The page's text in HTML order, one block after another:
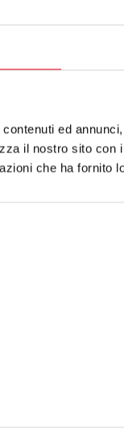
ed
il nostro sito
che ha fornito